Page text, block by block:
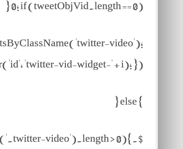
0; if (tweetObjVid.length == 0) {
video');
'twitter-vid-widget-' + i); });
} else {
video').length > 0){